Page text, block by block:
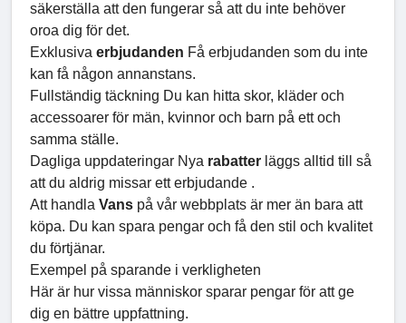
säkerställa att den fungerar så att du inte behöver
oroa dig för det.
Exklusiva erbjudanden Få erbjudanden som du inte
kan få någon annanstans.
Fullständig täckning Du kan hitta skor, kläder och
accessoarer för män, kvinnor och barn på ett och
samma ställe.
Dagliga uppdateringar Nya rabatter läggs alltid till så
att du aldrig missar ett erbjudande .
Att handla Vans på vår webbplats är mer än bara att
köpa. Du kan spara pengar och få den stil och kvalitet
du förtjänar.
Exempel på sparande i verkligheten
Här är hur vissa människor sparar pengar för att ge
dig en bättre uppfattning.